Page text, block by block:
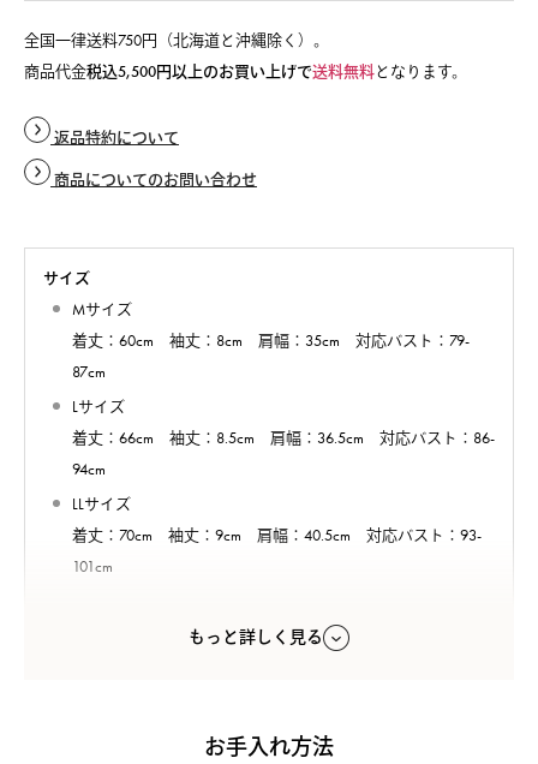
全国一律送料750円（北海道と沖縄除く）。
商品代金税込5,500円以上のお買い上げで送料無料となります。
返品特約について
商品についてのお問い合わせ
サイズ
Mサイズ
着丈：60cm 袖丈：8cm 肩幅：35cm 対応バスト：79-
87cm
Lサイズ
着丈：66cm 袖丈：8.5cm 肩幅：36.5cm 対応バスト：86-
94cm
LLサイズ
着丈：70cm 袖丈：9cm 肩幅：40.5cm 対応バスト：93-
101cm
※デリケートな素材を使用しておりますので、商品によって仕
もっと詳しく見る
お手入れ方法